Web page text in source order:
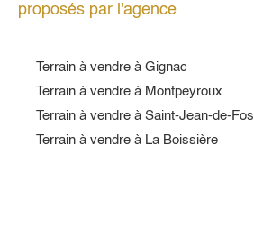
proposés par l'agence
Terrain à vendre à Gignac
Terrain à vendre à Montpeyroux
Terrain à vendre à Saint-Jean-de-Fos
Terrain à vendre à La Boissière